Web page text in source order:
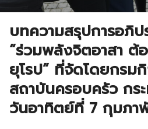
บทความสรุปการอภิ
“ร่วมพลังจิตอาสา ต้
ยุโรป” ที่จัดโดยกรม
สถาบันครอบครัว กร
วันอาทิตย์ที่ 7 กุมภา